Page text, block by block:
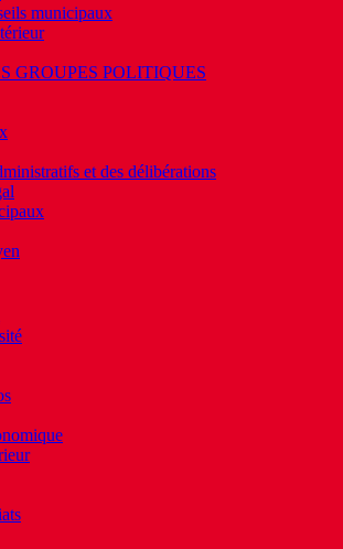
municipaux
GROUPES POLITIQUES
et des délibérations